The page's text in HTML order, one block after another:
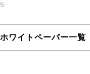
ホワイトペーパー一覧